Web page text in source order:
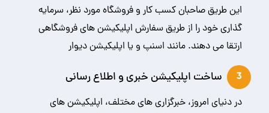
این طریق صاحبان کسب کار و فروشگاه مورد نظر، سرمایه
گذاری خود را از طریق سفارش اپلیکیشن های فروشگاهی
ارتقا می دهند. مانند اسنپ و یا اپلیکیشن دیوار
3 ساخت اپلیکیشن خبری و اطلاع رسانی
در دنیای امروز، خبرگزاری های مختلف، اپلیکیشن های